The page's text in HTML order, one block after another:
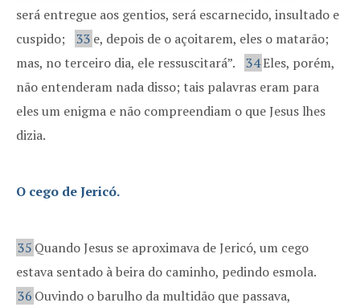
será entregue aos gentios, será escarnecido, insultado e
cuspido;
33 e, depois de o açoitarem, eles o matarão;
mas, no terceiro dia, ele ressuscitará”.
34Eles, porém,
não entenderam nada disso; tais palavras eram para
eles um enigma e não compreendiam o que Jesus lhes
dizia.
O cego de Jericó.
35 Quando Jesus se aproximava de Jericó, um cego
estava sentado à beira do caminho, pedindo esmola.
36 Ouvindo o barulho da multidão que passava,